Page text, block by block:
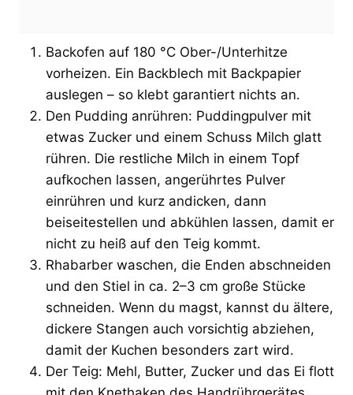
Backofen auf 180 °C Ober-/Unterhitze
vorheizen. Ein Backblech mit Backpapier
auslegen – so klebt garantiert nichts an.
Den Pudding anrühren: Puddingpulver mit
etwas Zucker und einem Schuss Milch glatt
rühren. Die restliche Milch in einem Topf
aufkochen lassen, angerührtes Pulver
einrühren und kurz andicken, dann
beiseitestellen und abkühlen lassen, damit er
nicht zu heiß auf den Teig kommt.
Rhabarber waschen, die Enden abschneiden
und den Stiel in ca. 2–3 cm große Stücke
schneiden. Wenn du magst, kannst du ältere,
dickere Stangen auch vorsichtig abziehen,
damit der Kuchen besonders zart wird.
Der Teig: Mehl, Butter, Zucker und das Ei flott